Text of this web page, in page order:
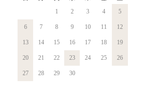
1
2 3 4 5
6 7 8 9 10 11 12
13 14 15 16 17 18 19
20 21 22 23 24 25 26
27 28 29 30